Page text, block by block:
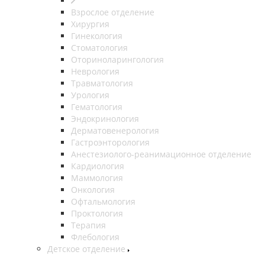
Взрослое отделение
Хирургия
Гинекология
Стоматология
Оториноларингология
Неврология
Травматология
Урология
Гематология
Эндокринология
Дерматовенерология
Гастроэнторология
Анестезиолого-реанимационное отделение
Кардиология
Маммология
Онкология
Офтальмология
Проктология
Терапия
Флебология
Детское отделение